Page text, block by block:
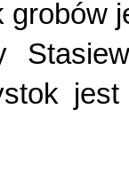
grobów